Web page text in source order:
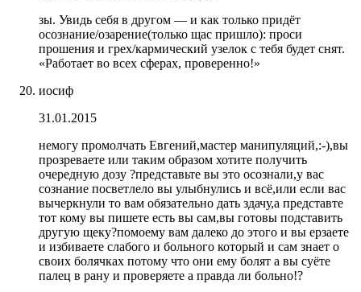
зы. Увидь себя в другом — и как только придёт
осознание/озарение(только щас пришло): проси
прошения и грех/кармический узелок с тебя будет снят.
«Работает во всех сферах, проверенно!»
иосиф
31.01.2015
немогу промолчать Евгений,мастер манипуляций,:-),вы
прозреваете или таким образом хотите получить
очередную дозу ?представьте вы это осознали,у вас
сознание посветлело вы улыбнулись и всё,или если вас
вычеркнули то вам обязательно дать здачу,а представте
тот кому вы пишете есть вы сам,вы готовы подставить
другую щеку?помоему вам далеко до этого и вы ерзаете
и избиваете слабого и больного который и сам знает о
своих болячках потому что они ему болят а вы суёте
палец в рану и проверяете а правда ли больно!?